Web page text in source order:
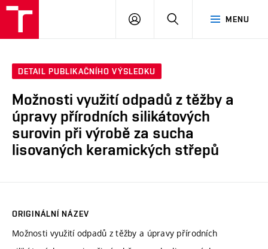
MENU
PŘIHLÁSIT
DETAIL PUBLIKAČNÍHO VÝSLEDKU
Možnosti využití odpadů z těžby a
úpravy přírodních silikátových
surovin při výrobě za sucha
lisovaných keramických střepů
ORIGINÁLNÍ NÁZEV
Možnosti využití odpadů z těžby a úpravy přírodních